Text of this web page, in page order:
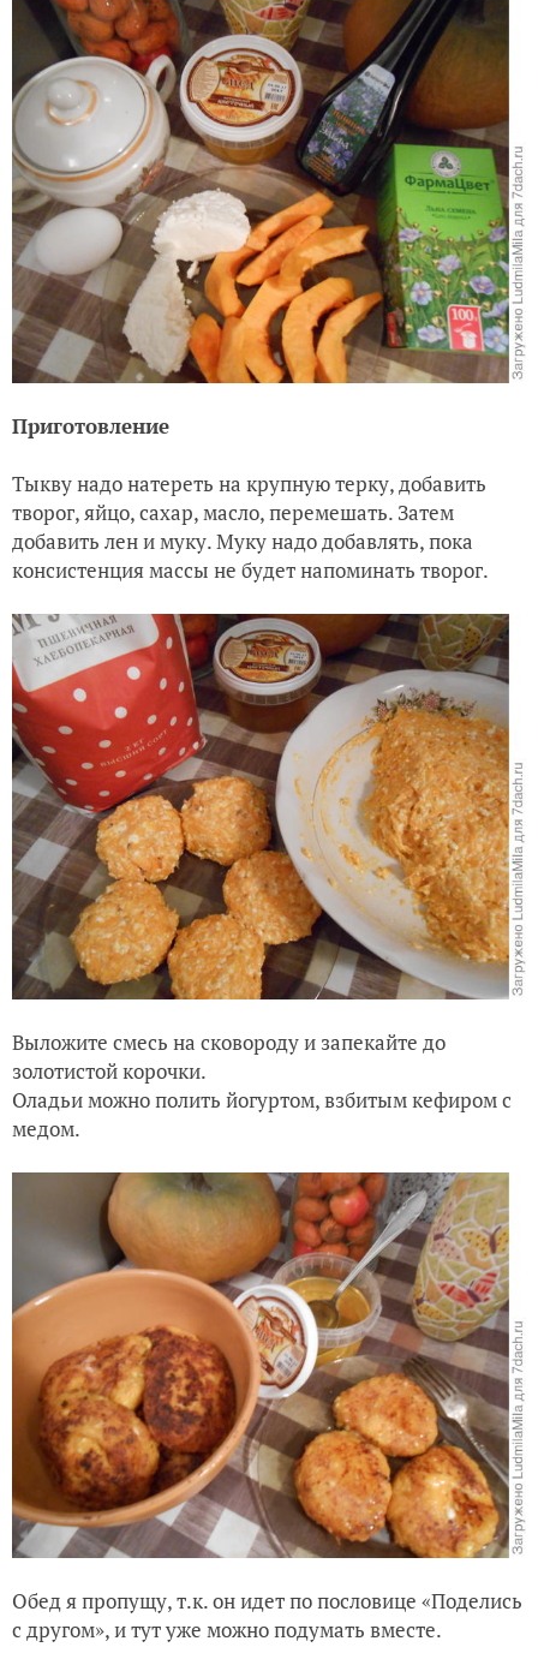
Приготовление
Тыкву надо натереть на крупную терку, добавить
творог, яйцо, сахар, масло, перемешать. Затем
добавить лен и муку. Муку надо добавлять, пока
консистенция массы не будет напоминать творог.
Выложите смесь на сковороду и запекайте до
золотистой корочки.
Оладьи можно полить йогуртом, взбитым кефиром с
медом.
Обед я пропущу, т.к. он идет по пословице «Поделись
с другом», и тут уже можно подумать вместе.